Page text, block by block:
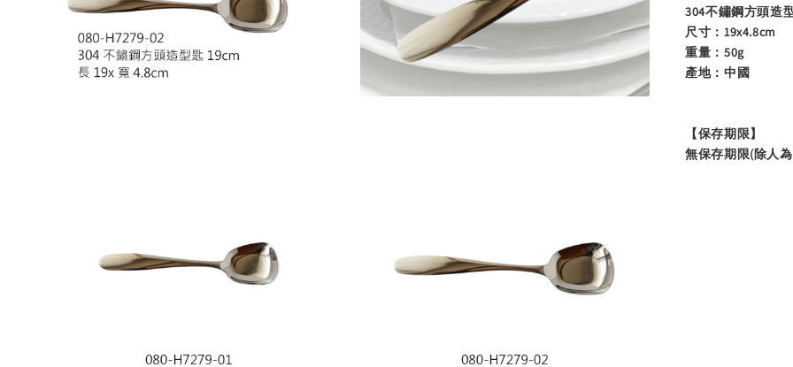
304不鏽鋼方頭造
尺寸：19x4.8cm
重量：50g
產地：中國
【保存期限】
無保存期限(除人